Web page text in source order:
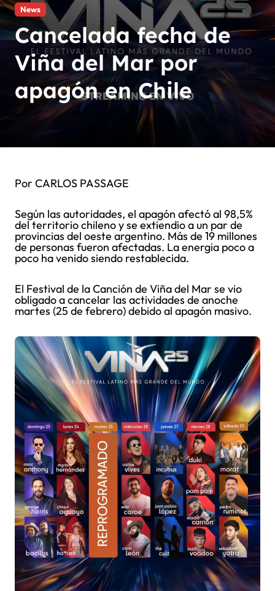
News
Cancelada fecha de
Viña del Mar por
apagón en Chile
Por CARLOS PASSAGE
Según las autoridades, el apagón afectó al 98,5%
del territorio chileno y se extiendio a un par de
provincias del oeste argentino. Más de 19 millones
de personas fueron afectadas. La energia poco a
poco ha venido siendo restablecida.
El Festival de la Canción de Viña del Mar se vio
obligado a cancelar las actividades de anoche
martes (25 de febrero) debido al apagón masivo.